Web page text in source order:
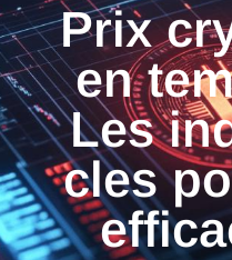
Prix
en
Les
cles